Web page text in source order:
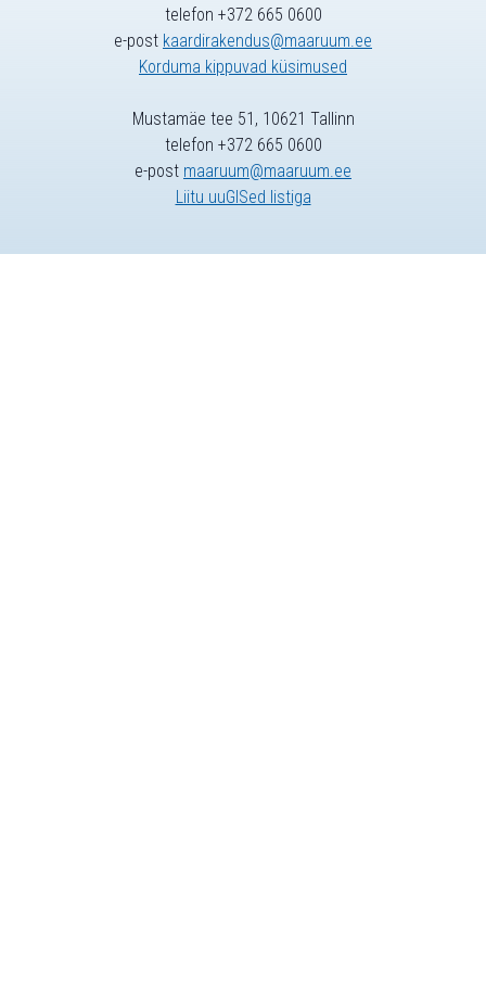
telefon +372 665 0600
e-post kaardirakendus@maaruum.ee
Korduma kippuvad küsimused
Mustamäe tee 51, 10621 Tallinn
telefon +372 665 0600
e-post maaruum@maaruum.ee
Liitu uuGISed listiga